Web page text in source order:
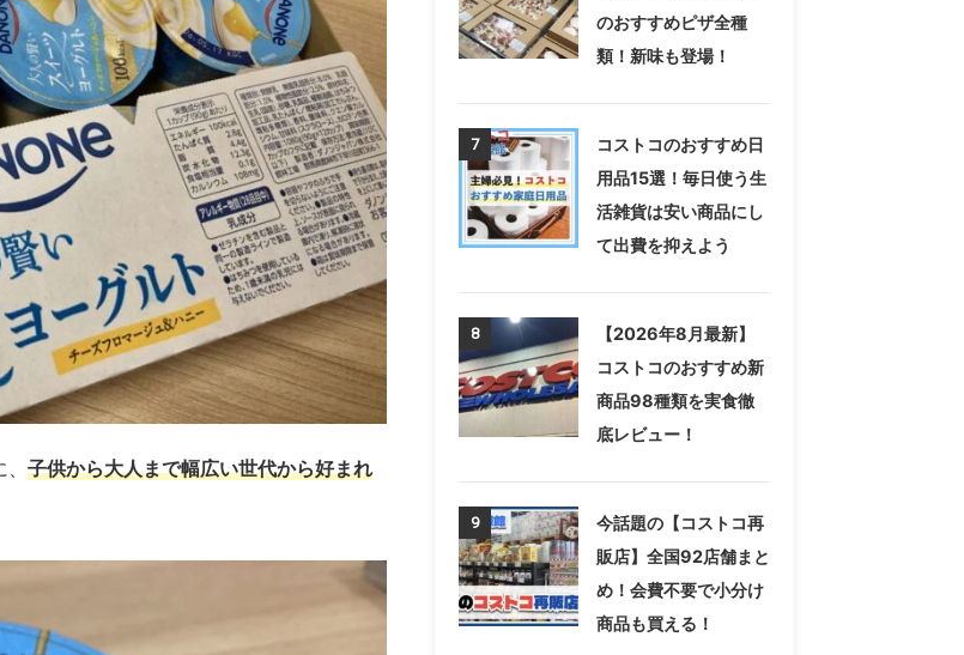
子供から大人まで幅広い世代から好まれ
のおすすめピザ全種
類！新味も登場！
7
コストコのおすすめ日
用品15選！毎日使う生
活雑貨は安い商品にし
て出費を抑えよう
8
【2026年8月最新】
コストコのおすすめ新
商品98種類を実食徹
底レビュー！
9
今話題の【コストコ再
販店】全国92店舗まと
め！会費不要で小分け
商品も買える！